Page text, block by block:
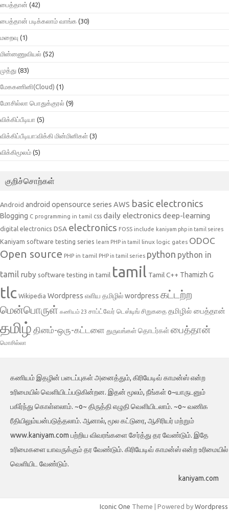
பைத்தான் (42)
பைத்தான் படிக்கலாம் வாங்க (30)
மறைவு (1)
மின்னணுவியல் (52)
முத்து (83)
மேககணினி(Cloud) (1)
மோசில்லா பொதுக்குரல் (9)
விக்கிப்பீடியா (5)
விக்கிப்பீடியா:விக்கி மின்மினிகள் (3)
விக்கிமூலம் (5)
குறிச்சொற்கள்
Android android opensource series AWS basic electronics
Blogging C programming in tamil css daily electronicsdeep-learning
digital electronics DSA electronics FOSS include kaniyam php in tamil seires
Kaniyam software testing series learn PHP in tamil linux logic gates ODOC
Open source PHP in tamil PHP in tamil series python python in
tamil ruby software testing in tamil tamil Tamil C++ Thamizh G
tlc Wikipedia Wordpress எளிய தமிழில் wordpress கட்டற்ற
மென்பொருள் கணியம் 23 சாப்ட்வேர் டெஸ்டிங் சிறுகதை தமிழில் பைத்தான்
தமிழ் தினம்-ஒரு-கட்டளை துருவங்கள் தொடர்கள்பைத்தான்
மொசில்லா
கணியம் இதழின் படைப்புகள் அனைத்தும், கிரியேடிவ் காமன்ஸ் என்ற
உரிமையில் வெளியிடப்படுகின்றன. இதன் மூலம், நீங்கள் o~யாருடனும்
பகிர்ந்து கொள்ளலாம். ~o~ திருத்தி எழுதி வெளியிடலாம். ~o~ வணிக
ரீதியிலும்யன்படுத்தலாம். ஆனால், மூல கட்டுரை, ஆசிரியர் மற்றும்
www.kaniyam.com பற்றிய விவரங்களை சேர்த்து தர வேண்டும். இதே
உரிமைகளை யாவருக்கும் தர வேண்டும். கிரியேடிவ் காமன்ஸ் என்ற உரிமையில்
வெளியிட வேண்டும்.
kaniyam.com
Iconic One Theme | Powered by Wordpress